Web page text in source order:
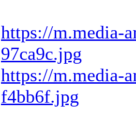
https://m.media-
97ca9c.jpg
https://m.media-
f4bb6f.jpg